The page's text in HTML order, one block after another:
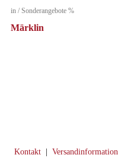
in / Sonderangebote %
Märklin
Kontakt |Versandinformation